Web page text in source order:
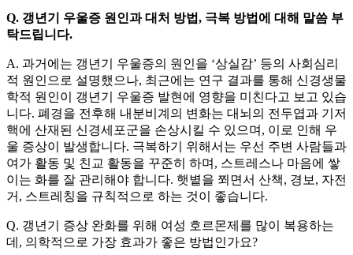
Q. 갱년기 우울증 원인과 대처 방법, 극복 방법에 대해 말씀 부
탁드립니다.
A. 과거에는 갱년기 우울증의 원인을 ‘상실감’ 등의 사회심리
적 원인으로 설명했으나, 최근에는 연구 결과를 통해 신경생물
학적 원인이 갱년기 우울증 발현에 영향을 미친다고 보고 있습
니다. 폐경을 전후해 내분비계의 변화는 대뇌의 전두엽과 기저
핵에 산재된 신경세포군을 손상시킬 수 있으며, 이로 인해 우
울 증상이 발생합니다. 극복하기 위해서는 우선 주변 사람들과
여가 활동 및 친교 활동을 꾸준히 하며, 스트레스나 마음에 쌓
이는 화를 잘 관리해야 합니다. 햇볕을 쬐면서 산책, 경보, 자전
거, 스트레칭을 규칙적으로 하는 것이 좋습니다.
Q. 갱년기 증상 완화를 위해 여성 호르몬제를 많이 복용하는
데, 의학적으로 가장 효과가 좋은 방법인가요?